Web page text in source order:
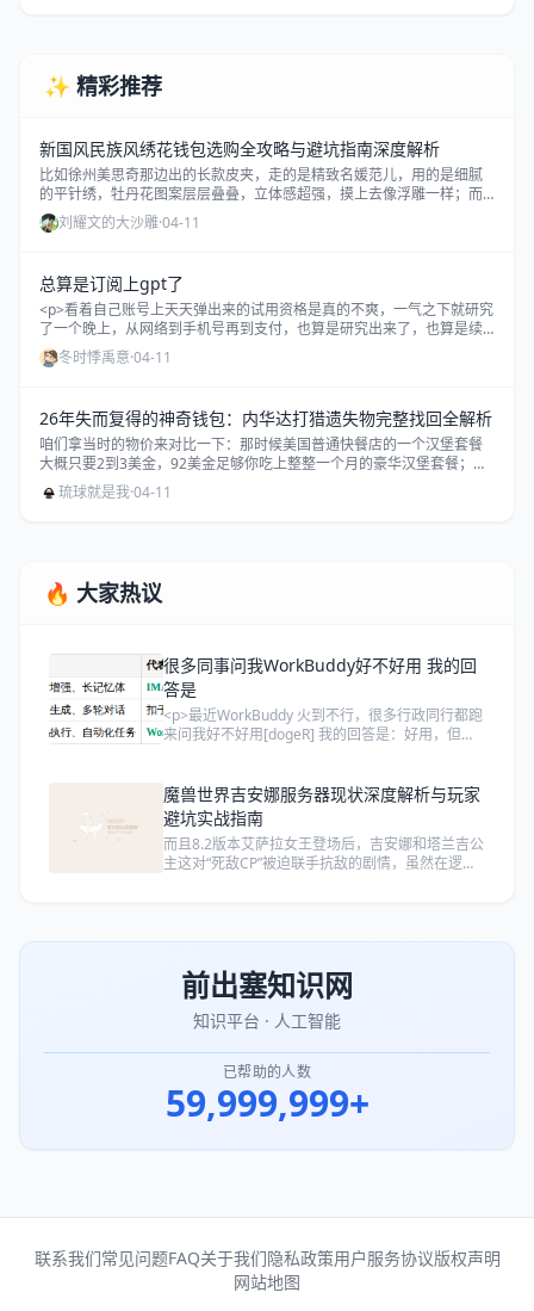
✨ 精彩推荐
新国风民族风绣花钱包选购全攻略与避坑指南深度解析
比如徐州美思奇那边出的长款皮夹，走的是精致名媛范儿，用的是细腻
的平针绣，牡丹花图案层层叠叠，立体感超强，摸上去像浮雕一样；而
云南昆明古拙商贸或者芃晨工艺品店出的那些蓝染贴布绣，走的就是粗
犷原生态路线，针脚没那么整齐，但那种手工的温度感和民族图腾的神
刘耀文的大沙雕·04-11
总算是订阅上gpt了
<p>看着自己账号上天天弹出来的试用资格是真的不爽，一气之下就研究
了一个晚上，从网络到手机号再到支付，也算是研究出来了，也算是续
命一个月了#ai #挑战人工智能#gpt订阅#gpt充值#gpt #codex</p>
冬时悸禹意·04-11
26年失而复得的神奇钱包：内华达打猎遗失物完整找回全解析
咱们拿当时的物价来对比一下：那时候美国普通快餐店的一个汉堡套餐
大概只要2到3美金，92美金足够你吃上整整一个月的豪华汉堡套餐；当
时的汽油价格每加仑也就1美元出头，92美金能加满一辆普通家用车的油
箱好几次；甚至在那个年代，92美金还能买上一件质量相当不错的牛仔
琉球就是我·04-11
🔥 大家热议
很多同事问我WorkBuddy好不好用 我的回
答是
<p>最近WorkBuddy 火到不行，很多行政同行都跑
来问我好不好用[dogeR] 我的回答是：好用，但有
魔兽世界吉安娜服务器现状深度解析与玩家
避坑实战指南
而且8.2版本艾萨拉女王登场后，吉安娜和塔兰吉公
主这对“死敌CP”被迫联手抗敌的剧情，虽然在逻辑
前出塞知识网
知识平台 · 人工智能
已帮助的人数
59,999,999+
联系我们常见问题FAQ关于我们隐私政策用户服务协议版权声明
网站地图